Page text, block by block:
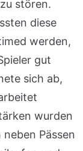
stören.
diese
werden,
gut
sich ab,
wurden
Pässen